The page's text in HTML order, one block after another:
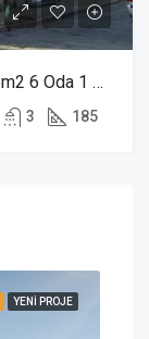
Büyükada Merkez De, Denize Yakın 185m2 6 Oda 1 Salon Tarihi Bina
3 185
YENI PROJE